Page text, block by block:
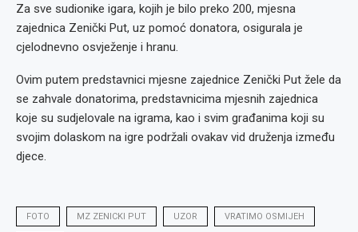
Za sve sudionike igara, kojih je bilo preko 200, mjesna
zajednica Zenički Put, uz pomoć donatora, osigurala je
cjelodnevno osvježenje i hranu.
Ovim putem predstavnici mjesne zajednice Zenički Put žele da
se zahvale donatorima, predstavnicima mjesnih zajednica
koje su sudjelovale na igrama, kao i svim građanima koji su
svojim dolaskom na igre podržali ovakav vid druženja između
djece.
FOTO MZ ZENICKI PUT UZOR VRATIMO OSMIJEH